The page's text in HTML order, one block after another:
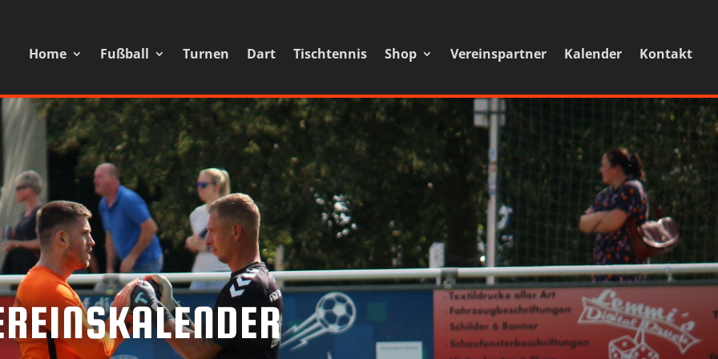
Home Fußball Turnen Dart Tischtennis Shop Vereinspartner Kalender Kontakt